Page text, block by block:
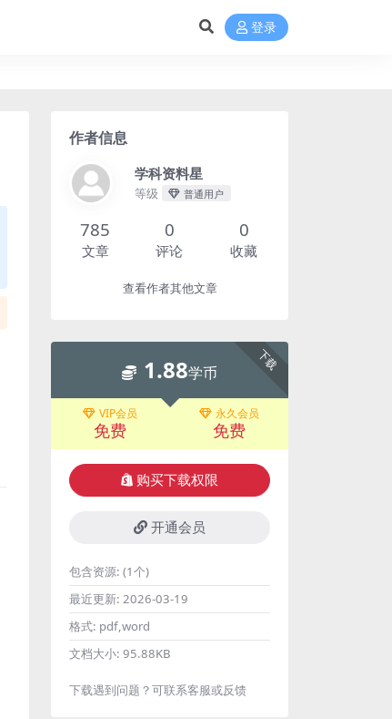
登录
作者信息
学科资料星
等级 普通用户
785
文章
0
评论
0
收藏
查看作者其他文章
下载
1.88学币
VIP会员
免费
永久会员
免费
购买下载权限
开通会员
包含资源: (1个)
最近更新: 2026-03-19
格式: pdf,word
文档大小: 95.88KB
下载遇到问题？可联系客服或反馈